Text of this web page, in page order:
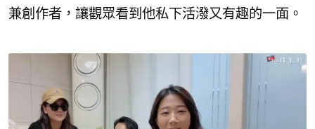
兼創作者，讓觀眾看到他私下活潑又有趣的一面。